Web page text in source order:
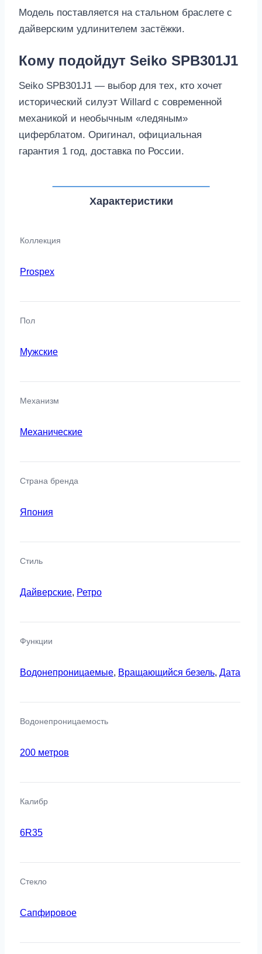
Модель поставляется на стальном браслете с
дайверским удлинителем застёжки.
Кому подойдут Seiko SPB301J1
Seiko SPB301J1 — выбор для тех, кто хочет
исторический силуэт Willard с современной
механикой и необычным «ледяным»
циферблатом. Оригинал, официальная
гарантия 1 год, доставка по России.
Характеристики
Коллекция
Prospex
Пол
Мужские
Механизм
Механические
Страна бренда
Япония
Стиль
Дайверские, Ретро
Функции
Водонепроницаемые, Вращающийся безель, Дата
Водонепроницаемость
200 метров
Калибр
6R35
Стекло
Сапфировое